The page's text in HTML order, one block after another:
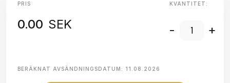
PRIS
0.00 SEK
KVANTITET:
- +
BERÄKNAT AVSÄNDNINGSDATUM: 11.08.2026